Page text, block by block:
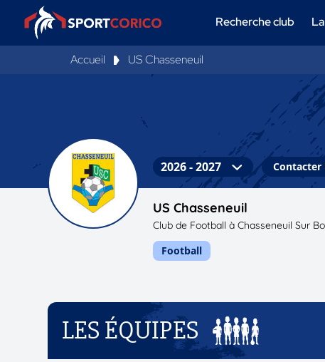
Recherche club
Accueil US Chasseneuil
Contacter
US Chasseneuil
Club de Football à Chasseneuil Sur
Football
LES ÉQUIPES